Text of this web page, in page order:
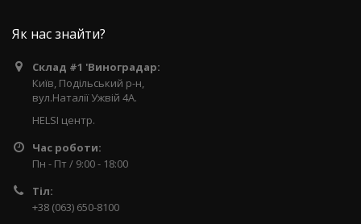
Як нас знайти?
Склад #1 'Виноградар:
Київ, Подільський р-н,
вул.Наталії Ужвій 4А.
HELSI центр.
Час роботи:
Пн - Пт / 9:00 - 18:00
Тіл:
+38 (063) 650-8100